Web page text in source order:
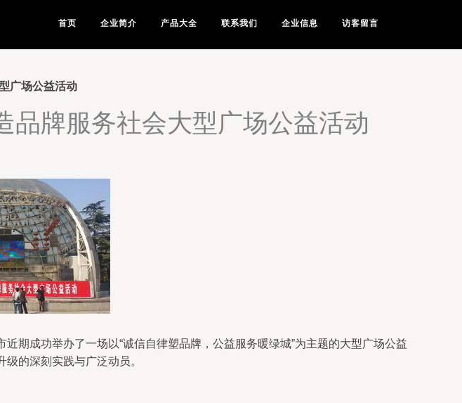
首页 企业简介 产品大全 联系我们 企业信息 访客留言
广场公益活动
品牌服务社会大型广场公益活动
期成功举办了一场以“诚信自律塑品牌，公益服务暖绿城”为主题的大型广场公益
的深刻实践与广泛动员。